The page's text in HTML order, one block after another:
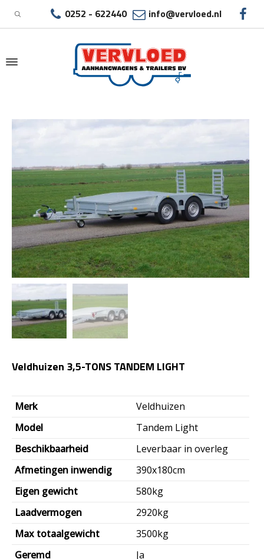
0252 - 622440 info@vervloed.nl
Veldhuizen 3,5-TONS TANDEM LIGHT
Merk
Veldhuizen
Model
Tandem Light
Beschikbaarheid
Leverbaar in overleg
Afmetingen inwendig
390x180cm
Eigen gewicht
580kg
Laadvermogen
2920kg
Max totaalgewicht
3500kg
Geremd
Ja